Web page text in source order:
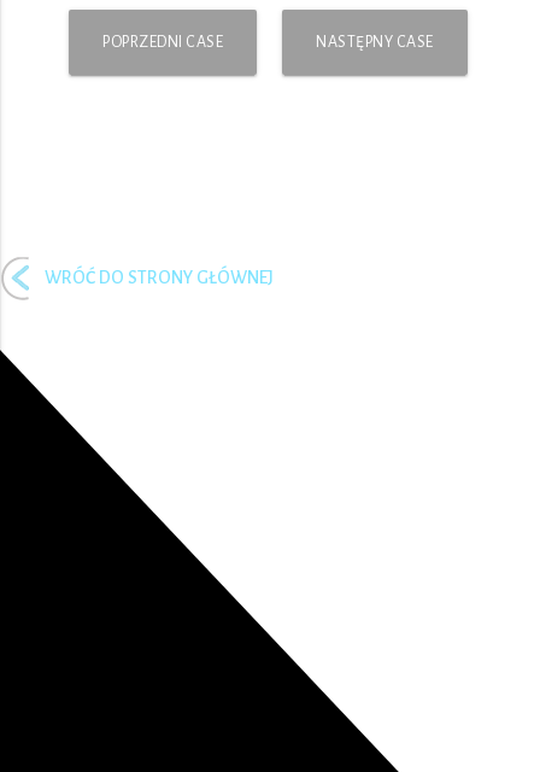
POPRZEDNI CASE NASTĘPNY CASE
WRÓĆ DO STRONY GŁÓWNEJ